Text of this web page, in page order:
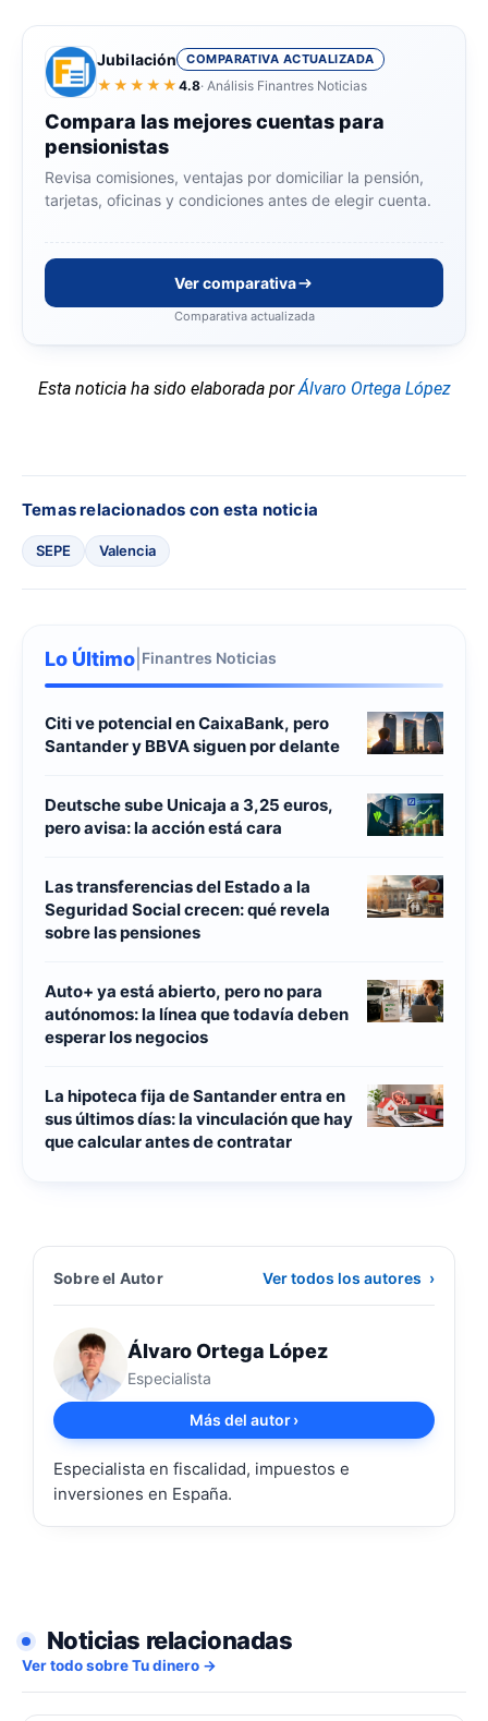
Jubilación COMPARATIVA ACTUALIZADA
★★★★★ 4.8· Análisis Finantres Noticias
Compara las mejores cuentas para
pensionistas
Revisa comisiones, ventajas por domiciliar la pensión,
tarjetas, oficinas y condiciones antes de elegir cuenta.
Ver comparativa
Comparativa actualizada
Esta noticia ha sido elaborada porÁlvaro Ortega López
Temas relacionados con esta noticia
SEPE Valencia
Lo Último Finantres Noticias
Citi ve potencial en CaixaBank, pero
Santander y BBVA siguen por delante
Deutsche sube Unicaja a 3,25 euros,
pero avisa: la acción está cara
Las transferencias del Estado a la
Seguridad Social crecen: qué revela
sobre las pensiones
Auto+ ya está abierto, pero no para
autónomos: la línea que todavía deben
esperar los negocios
La hipoteca fija de Santander entra en
sus últimos días: la vinculación que hay
que calcular antes de contratar
Sobre el Autor Ver todos los autores ›
Álvaro Ortega López
Especialista
Más del autor›
Especialista en fiscalidad, impuestos e
inversiones en España.
Noticias relacionadas
Ver todo sobre Tu dinero →